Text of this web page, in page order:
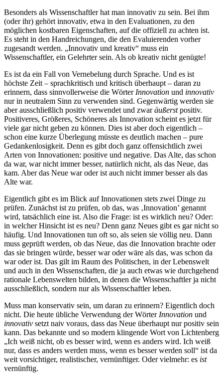
Besonders als Wissenschaftler hat man innovativ zu sein. Bei ihm
(oder ihr) gehört innovativ, etwa in den Evaluationen, zu den
möglichen kostbaren Eigenschaften, auf die offiziell zu achten ist.
Es steht in den Handreichungen, die den Evaluierenden vorher
zugesandt werden. „Innovativ und kreativ“ muss ein
Wissenschaftler, ein Gelehrter sein. Als ob kreativ nicht genügte!
Es ist da ein Fall von Vernebelung durch Sprache. Und es ist
höchste Zeit – sprachkritisch und kritisch überhaupt – daran zu
erinnern, dass sinnvollerweise die Wörter Innovation und innovativ
nur in neutralem Sinn zu verwenden sind. Gegenwärtig werden sie
aber ausschließlich positiv verwendet und zwaräußerstpositiv.
Positiveres, Größeres, Schöneres als Innovation scheint es jetzt für
viele gar nicht geben zu können. Dies ist aber doch eigentlich –
schon eine kurze Überlegung müsste es deutlich machen – pure
Gedankenlosigkeit. Denn es gibt doch ganz offensichtlich zwei
Arten von Innovationen: positive und negative. Das Alte, das schon
da war, war nicht immer besser, natürlich nicht, als das Neue, das
kam. Aber das Neue war oder ist auch nicht immer besser als das
Alte war.
Eigentlich gibt es im Blick auf Innovationen stets zwei Dinge zu
prüfen. Zunächst ist zu prüfen, ob das, was ‚Innovation’ genannt
wird, tatsächlich eine ist. Also die Frage: ist es wirklich neu? Oder:
in welcher Hinsicht ist es neu? Denn ganz Neues gibt es gar nicht so
häufig. Und Innovationen tun oft so, als seien sie völlig neu. Dann
muss geprüft werden, ob das Neue, das die Innovation brachte oder
das sie bringen würde, besser war oder wäre als das, was schon da
war oder ist. Das gilt im Raum des Politischen, in der Lebenswelt
und auch in den Wissenschaften, die ja auch etwas wie durchgehend
rationale Lebenswelten bilden, in denen die Wissenschaftler ja nicht
ausschließlich, sondern nur als Wissenschaftler leben.
Muss man konservativ sein, um daran zu erinnern? Eigentlich doch
nicht. Die heute übliche Verwendung der Wörter Innovation und
innovativ setzt naiv voraus, dass das Neue überhaupt nur positiv sein
kann. Das bekannte und so modern klingende Wort von Lichtenberg
„Ich weiß nicht, ob es besser wird, wenn es anders wird. Ich weiß
nur, dass es anders werden muss, wenn es besser werden soll“ ist da
weit vorsichtiger, realistischer, vernünftiger. Oder vielmehr: es ist
vernünftig.